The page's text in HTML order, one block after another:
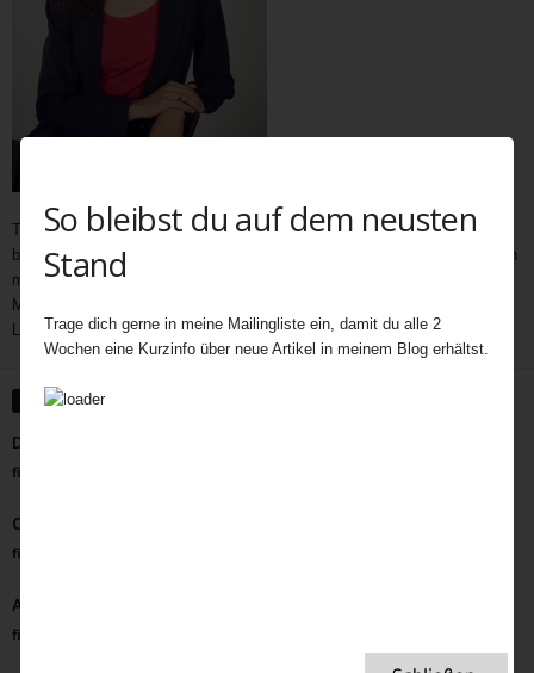
Teatime als wichtiger und immer noch unerschöpflicher Bestandteil der
britischen Kultur bietet Gelegenheit zum Austausch auf vielen Ebenen. In
meine Teatime gehören Gespräche,
Menschen außerhalb des Rampenlichts, die aber Besonderes in ihrem
Leben geleistet haben, Menschen, die eine Inspiration für uns sind.
WEITERE ARTIKEL
Die Wildnis Dartmoors ruft
fiala
Offene See von Benjamin Myers
fiala
Apple Pie – mein Lieblingsrezept
fiala
So bleibst du auf dem neusten
Stand
Trage dich gerne in meine Mailingliste ein, damit du alle 2
Wochen eine Kurzinfo über neue Artikel in meinem Blog erhältst.